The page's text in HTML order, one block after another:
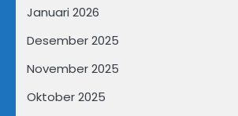
Januari 2026
Desember 2025
November 2025
Oktober 2025